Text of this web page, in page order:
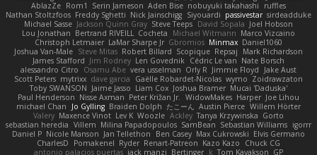
AblazZe Rom1 Serin Jameson Aden Bise nobuyuki takahashi
ruffles
Nathan Stoltzfoos Freddy Sghetti Nick Jainschigg Siyouardi passivestar sirdeadduke
Michael Sasse Jackson Quinn Gray Steve Teeps David Sopala Joel Hobson
Lou Jonathan Bertrand RIVEILL Cocheta Michael Witmann Marco Vizcaino
Christoph Letmaier LaMar Sharpe Jr Gbromios Minmax Daniel1060
Joshua Van-Male Steve Mitas Robert Billard Scopique Repsaj
Mark Richardson
James Stafford Jim Rodney Len Govednik Cédric Le van Nate Borsch
alessandro Citro
Osamu Abe vera usselman Orly R Jimmie Floyd
Jake Aust
Scott Peters mytrixx dave garcia Gaëlle Robardet-Nicolas wymo Zoidrawzaton
Toby SWANSON Jaime Jasso Liam Cox Joshua Bramer Mucai 'Daduska'
Paul Henderson Nisse Axman Peter Križan Jr. WidowMakes Harper Joe Lihou
michael Chan
Jo Gylling Braiden Dolph たこーん Austin Pierce Willem Hörter
Valery Maxence Vinot Lev K Woozle Ackley Tanya Krzywinska Gorto
sebastian heredia Villem Milina Papadopoulos SamBean Sebastian Williams igorrr
Daniel P Nicole Manson Jan Tellethon Ben Casey Max Cukrowski Elvis Germano
CharlesD
Pomakenel Ryder Renart-Patreon Kazo Kazo
Chuck CG
antonio palacios puertas jack manzi Bertinger k Tom Kayakson GP